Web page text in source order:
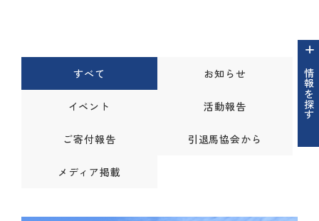
情報を探す
すべて お知らせ
イベント 活動報告
ご寄付報告 引退馬協会から
メディア掲載